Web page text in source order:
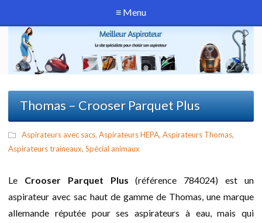
≡ Menu
Thomas – Crooser Parquet Plus
Aspirateurs avec sacs, Aspirateurs HEPA, Aspirateurs Thomas,
Aspirateurs traineaux, Spécial animaux
Le Crooser Parquet Plus(référence 784024) est un
aspirateur avec sac haut de gamme de Thomas, une marque
allemande réputée pour ses aspirateurs à eau, mais qui